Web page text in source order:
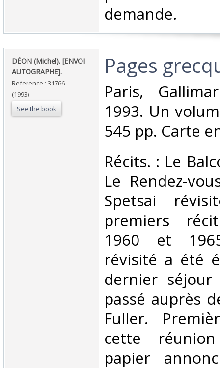
demande.‎
‎DÉON (Michel). [ENVOI
AUTOGRAPHE].‎
Reference : 31766
(1993)
See the book
‎Pages
‎Paris,
1993. Un
545 pp. Carte
‎Récits. : Le
Le Rendez-
Spetsai
premiers
1960 et
révisité a été
dernier séjour
passé auprès
Fuller.
cette
papier